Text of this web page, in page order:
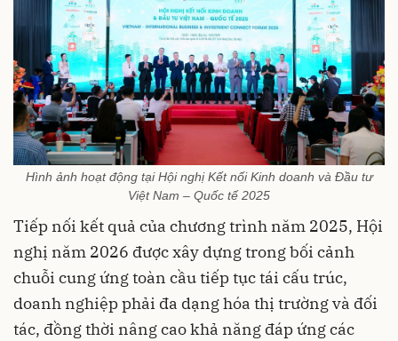
Hình ảnh hoạt động tại Hội nghị Kết nối Kinh doanh và Đầu tư
Việt Nam – Quốc tế 2025
Tiếp nối kết quả của chương trình năm 2025, Hội
nghị năm 2026 được xây dựng trong bối cảnh
chuỗi cung ứng toàn cầu tiếp tục tái cấu trúc,
doanh nghiệp phải đa dạng hóa thị trường và đối
tác, đồng thời nâng cao khả năng đáp ứng các